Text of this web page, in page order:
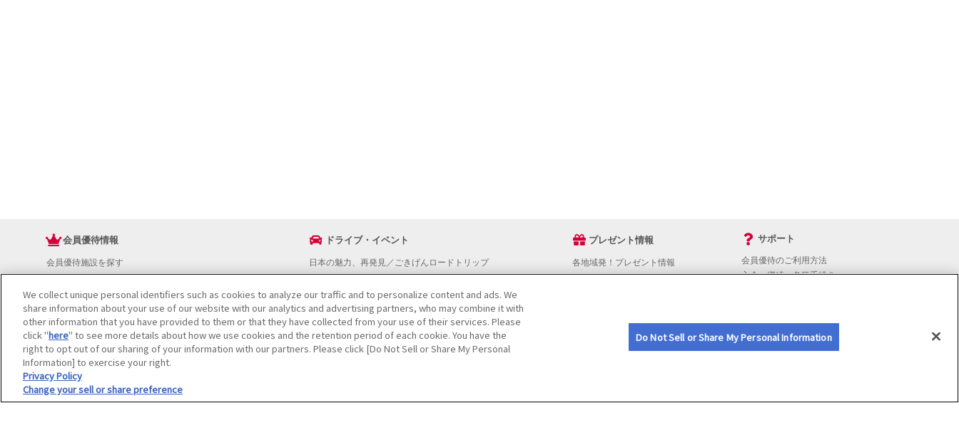
会員優待情報
会員優待施設を探す
JAFアプリ
新規優待施設
海外で使える会員優待サービス
JAFプレミアムサービス
JAFライフサポート
JAF Mate
冊子JAF Mate・JAF PLUS
ドライブ・イベント
日本の魅力、再発見／ごきげんロードトリップ
ドライブスタンプラリー
おでかけスポットを探す
ドライブコースを探す
イベントを探す
地図から探す
お役立ち情報
プレゼント情報
各地域発！プレゼント情報
サポート
会員優待のご利用方法
入会・継続・各種手続き
We collect unique personal identifiers such as cookies to analyze our traffic and to personalize content and ads. We
share information about your use of our website with our analytics and advertising partners, who may combine it with
other information that you have provided to them or that they have collected from your use of their services. Please
click "here" to see more details about how we use cookies and the retention period of each cookie. You have the
right to opt out of our sharing of your information with our partners. Please click [Do Not Sell or Share My Personal
Information] to exercise your right.
Privacy Policy
Change your sell or share preference
Do Not Sell or Share My Personal Information